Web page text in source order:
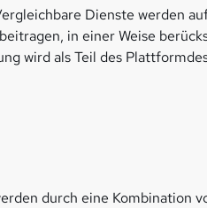
Dienste werden
in einer Weise
wird als Teil des
durch eine Kombination